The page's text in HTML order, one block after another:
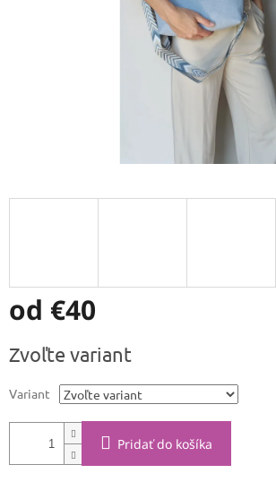
od €40
cena:
Zvoľte variant
Variant
Pridať do košíka